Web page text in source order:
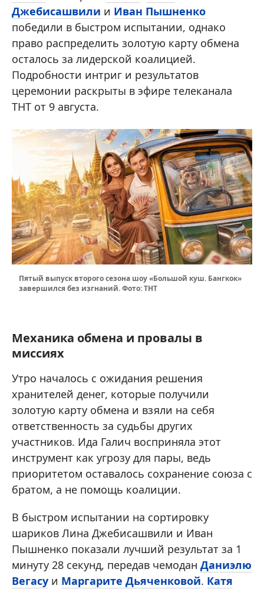
Джебисашвили и Иван Пышненко
победили в быстром испытании, однако
право распределить золотую карту обмена
осталось за лидерской коалицией.
Подробности интриг и результатов
церемонии раскрыты в эфире телеканала
ТНТ от 9 августа.
Пятый выпуск второго сезона шоу «Большой куш. Бангкок»
завершился без изгнаний. Фото: ТНТ
Механика обмена и провалы в
миссиях
Утро началось с ожидания решения
хранителей денег, которые получили
золотую карту обмена и взяли на себя
ответственность за судьбы других
участников. Ида Галич восприняла этот
инструмент как угрозу для пары, ведь
приоритетом оставалось сохранение союза с
братом, а не помощь коалиции.
В быстром испытании на сортировку
шариков Лина Джебисашвили и Иван
Пышненко показали лучший результат за 1
минуту 28 секунд, передав чемодан Даниэлю
Вегасу и Маргарите Дьяченковой. Катя